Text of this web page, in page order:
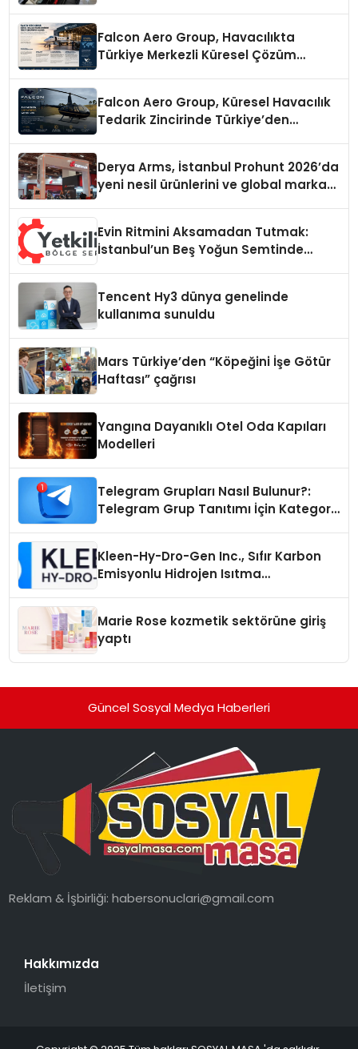
Falcon Aero Group, Havacılıkta
Türkiye Merkezli Küresel Çözüm
Falcon Aero Group, Küresel Havacılık
Tedarik Zincirinde Türkiye’den
Derya Arms, İstanbul Prohunt 2026’da
yeni nesil ürünlerini ve global marka
Evin Ritmini Aksamadan Tutmak:
İstanbul’un Beş Yoğun Semtinde
Tencent Hy3 dünya genelinde
kullanıma sunuldu
Mars Türkiye’den “Köpeğini İşe Götür
Haftası” çağrısı
Yangına Dayanıklı Otel Oda Kapıları
Modelleri
Telegram Grupları Nasıl Bulunur?:
Telegram Grup Tanıtımı İçin Kategori
Kleen-Hy-Dro-Gen Inc., Sıfır Karbon
Emisyonlu Hidrojen Isıtma
Marie Rose kozmetik sektörüne giriş
yaptı
Güncel Sosyal Medya Haberleri
Reklam & İşbirliği:habersonuclari@gmail.com
Hakkımızda
İletişim